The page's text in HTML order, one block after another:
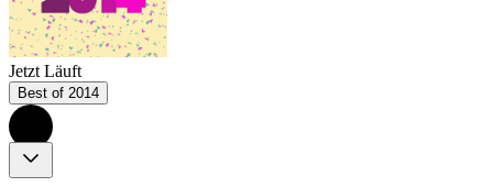
Jetzt Läuft
Best of 2014